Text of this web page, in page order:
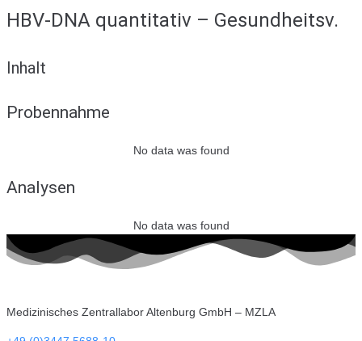
HBV-DNA quantitativ – Gesundheitsv.
Inhalt
Probennahme
No data was found
Analysen
No data was found
Medizinisches Zentrallabor Altenburg GmbH – MZLA